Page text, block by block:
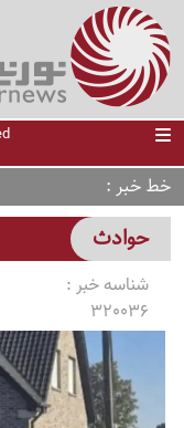
خط خبر
حوادث
شناسه خبر :
320036